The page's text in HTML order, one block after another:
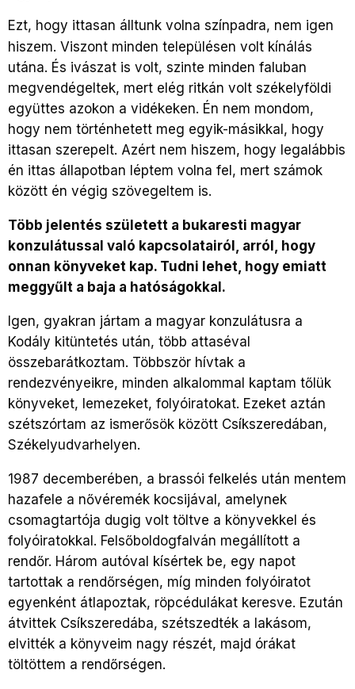
Ezt, hogy ittasan álltunk volna színpadra, nem igen
hiszem. Viszont minden településen volt kínálás
utána. És ivászat is volt, szinte minden faluban
megvendégeltek, mert elég ritkán volt székelyföldi
együttes azokon a vidékeken. Én nem mondom,
hogy nem történhetett meg egyik-másikkal, hogy
ittasan szerepelt. Azért nem hiszem, hogy legalábbis
én ittas állapotban léptem volna fel, mert számok
között én végig szövegeltem is.
Több jelentés született a bukaresti magyar
konzulátussal való kapcsolatairól, arról, hogy
onnan könyveket kap. Tudni lehet, hogy emiatt
meggyűlt a baja a hatóságokkal.
Igen, gyakran jártam a magyar konzulátusra a
Kodály kitüntetés után, több attaséval
összebarátkoztam. Többször hívtak a
rendezvényeikre, minden alkalommal kaptam tőlük
könyveket, lemezeket, folyóiratokat. Ezeket aztán
szétszórtam az ismerősök között Csíkszeredában,
Székelyudvarhelyen.
1987 decemberében, a brassói felkelés után mentem
hazafele a nővéremék kocsijával, amelynek
csomagtartója dugig volt töltve a könyvekkel és
folyóiratokkal. Felsőboldogfalván megállított a
rendőr. Három autóval kísértek be, egy napot
tartottak a rendőrségen, míg minden folyóiratot
egyenként átlapoztak, röpcédulákat keresve. Ezután
átvittek Csíkszeredába, szétszedték a lakásom,
elvitték a könyveim nagy részét, majd órákat
töltöttem a rendőrségen.